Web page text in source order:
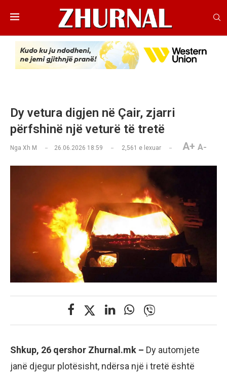
Dy vetura digjen në Çair, zjarri
përfshinë një veturë të tretë
Nga Xh M 26.06.2026 18:59 2,561 e lexuar A+ A-
Shkup, 26 qershor Zhurnal.mk – Dy automjete
janë djegur plotësisht, ndërsa një i tretë është